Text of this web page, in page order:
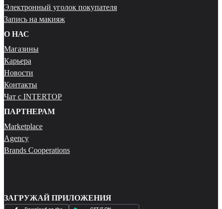
Электронный уголок покупателя
Запись на макияж
О НАС
Магазины
Карьера
Новости
Контакты
Чат с INTERTOP
ПАРТНЕРАМ
Marketplace
Agency
Brands Cooperations
ЗАГРУЖАЙ ПРИЛОЖЕНИЯ